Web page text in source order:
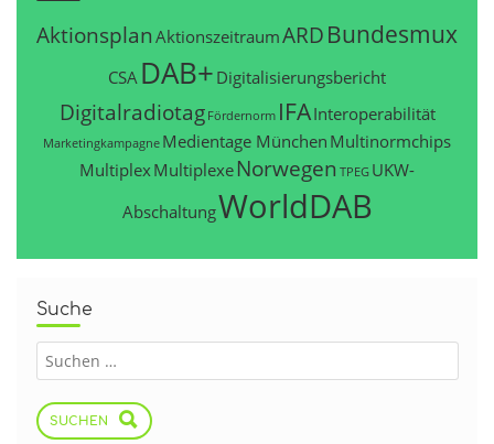
Aktionsplan AktionszeitraumARD Bundesmux
CSA DAB+ Digitalisierungsbericht
Digitalradiotag Fördernorm IFAInteroperabilität
Marketingkampagne Medientage München Multinormchips
Multiplex Multiplexe Norwegen TPEG UKW-
AbschaltungWorldDAB
Suche
SUCHEN